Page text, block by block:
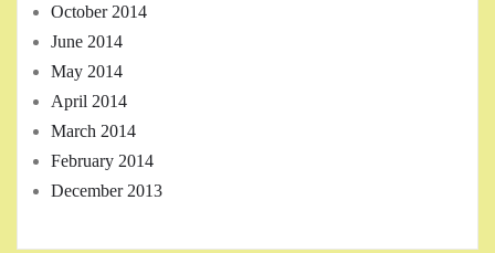
October 2014
June 2014
May 2014
April 2014
March 2014
February 2014
December 2013